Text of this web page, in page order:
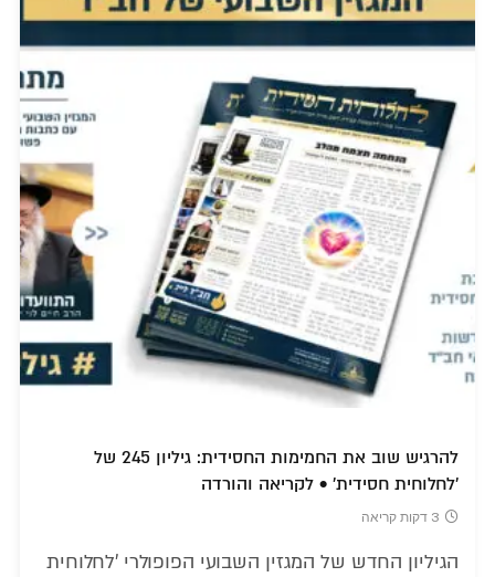
להרגיש שוב את החמימות החסידית: גיליון 245 של
'לחלוחית חסידית' • לקריאה והורדה
3 דקות קריאה
הגיליון החדש של המגזין השבועי הפופולרי 'לחלוחית